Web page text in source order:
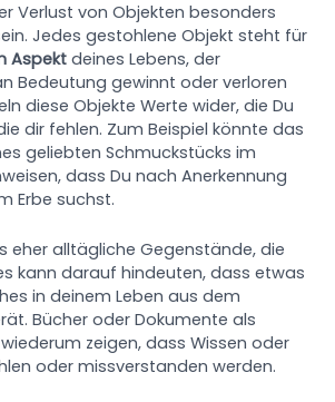
Verlust von Objekten besonders
Jedes gestohlene Objekt steht für
Aspekt deines Lebens, der
Bedeutung gewinnt oder verloren
diese Objekte Werte wider, die Du
dir fehlen. Zum Beispiel könnte das
geliebten Schmuckstücks im
dass Du nach Anerkennung
Erbe suchst.
eher alltägliche Gegenstände, die
kann darauf hindeuten, dass etwas
in deinem Leben aus dem
Bücher oder Dokumente als
zeigen, dass Wissen oder
oder missverstanden werden.